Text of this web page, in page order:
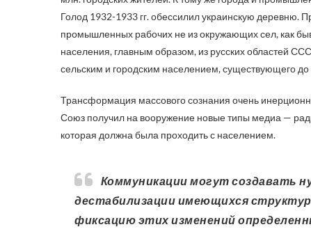
Голод 1932-1933 гг. обессилил украинскую деревню.
промышленных рабочих не из окружающих сел, как
населения, главным образом, из русских областей
сельским и городским населением, существующего до
Трансформация массового сознания очень
Союз получил на вооружение новые типы медиа —
которая должна была проходить с населением.
Коммуникации могут создавать нужную структуру мира путем стабилизации или
дестабилизации имеющихся
фиксацию этих изменений